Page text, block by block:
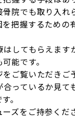
院でも取り入れ
把握するための
してもらえます
能です。
ご覧いただきご
っているか見て
。
ズをご持参くだ